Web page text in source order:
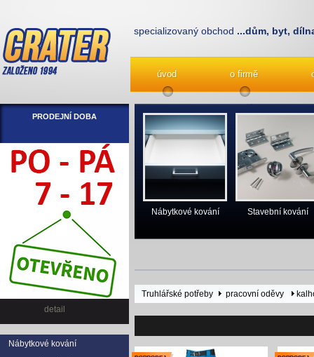
úvod o firmě
specializovaný obchod ...dům, byt,
PRODEJNÍ DOBA
detail
Nábytkové kování
Nábytkové kování Stavební kování
Truhlářské potřeby pracovní oděvy